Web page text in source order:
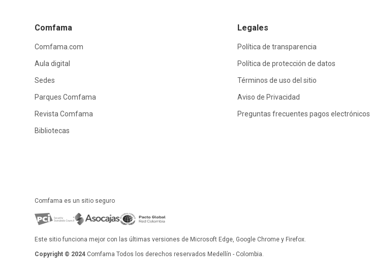
Comfama
Comfama.com
Aula digital
Sedes
Parques Comfama
Revista Comfama
Bibliotecas
Legales
Política de transparencia
Política de protección de datos
Términos de uso del sitio
Aviso de Privacidad
Preguntas frecuentes pagos electrónicos
Comfama es un sitio seguro
Este sitio funciona mejor con las últimas versiones de Microsoft Edge, Google Chrome y Firefox.
Copyright © 2024 Comfama Todos los derechos reservados Medellín - Colombia.